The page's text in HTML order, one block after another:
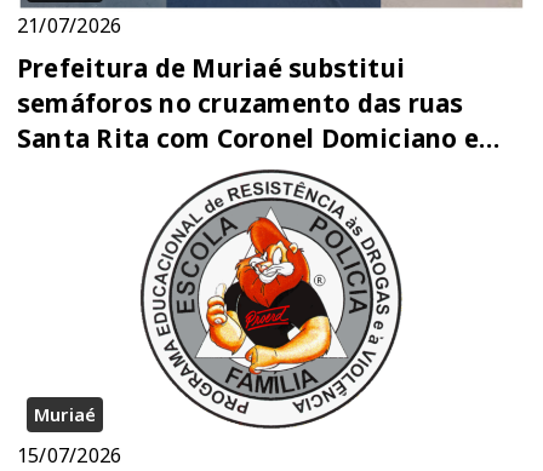
21/07/2026
Prefeitura de Muriaé substitui
semáforos no cruzamento das ruas
Santa Rita com Coronel Domiciano e
Constantino Pinto
Muriaé
15/07/2026